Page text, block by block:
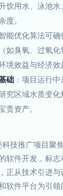
饮用水、泳池
度。
能优化算法可
如臭氧、过氧
境效益与经济效
础 ：项目运行
究区域水质变
贵资产。
技推广项目聚
软件开发，标
正从技术引进与
软件平台为引